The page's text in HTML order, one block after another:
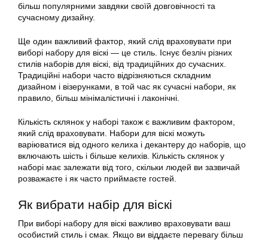
більш популярними завдяки своїй довговічності та
сучасному дизайну.
Ще один важливий фактор, який слід враховувати при
виборі набору для віскі — це стиль. Існує безліч різних
стилів наборів для віскі, від традиційних до сучасних.
Традиційні набори часто відрізняються складним
дизайном і візерунками, в той час як сучасні набори, як
правило, більш мінімалістичні і лаконічні.
Кількість склянок у наборі також є важливим фактором,
який слід враховувати. Набори для віскі можуть
варіюватися від одного келиха і декантеру до наборів, що
включають шість і більше келихів. Кількість склянок у
наборі має залежати від того, скільки людей ви зазвичай
розважаєте і як часто приймаєте гостей.
Як вибрати набір для віскі
При виборі набору для віскі важливо враховувати ваш
особистий стиль і смак. Якщо ви віддаєте перевагу більш